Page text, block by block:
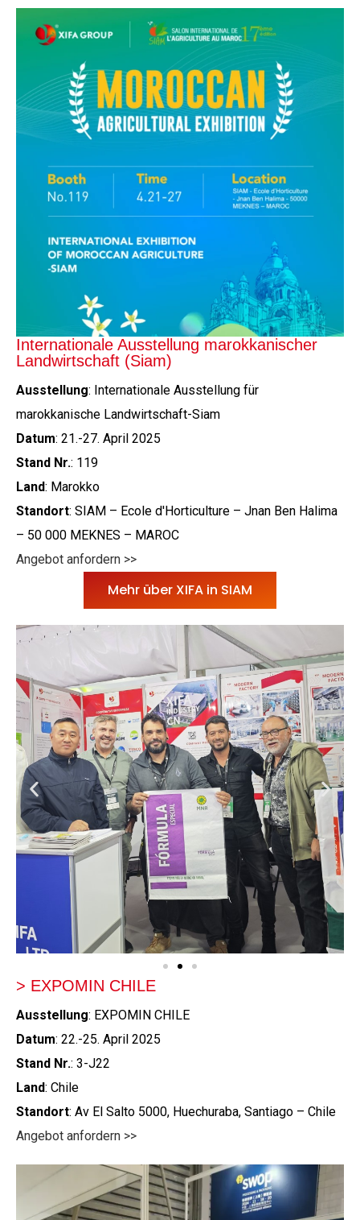
Internationale Ausstellung marokkanischer
Landwirtschaft (Siam)
Ausstellung: Internationale Ausstellung für
marokkanische Landwirtschaft-Siam
Datum: 21.-27. April 2025
Stand Nr.: 119
Land: Marokko
Standort: SIAM – Ecole d'Horticulture – Jnan Ben Halima
– 50 000 MEKNES – MAROC
Angebot anfordern >>
Mehr über XIFA in SIAM
> EXPOMIN CHILE
Ausstellung: EXPOMIN CHILE
Datum: 22.-25. April 2025
Stand Nr.: 3-J22
Land: Chile
Standort: Av El Salto 5000, Huechuraba, Santiago – Chile
Angebot anfordern >>